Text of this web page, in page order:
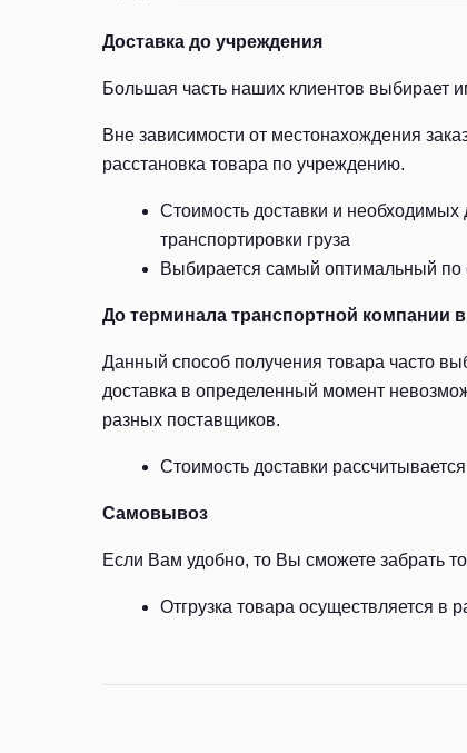
Доставка до учреждения
Большая часть наших клиентов выбирает
Вне зависимости от местонахождения
расстановка товара по учреждению.
Стоимость доставки и необходимых
транспортировки груза
Выбирается самый оптимальный по
До терминала транспортной компании
Данный способ получения товара часто
доставка в определенный момент
разных поставщиков.
Стоимость доставки
Самовывоз
Если Вам удобно, то Вы сможете забрать
Отгрузка товара осуществляется в